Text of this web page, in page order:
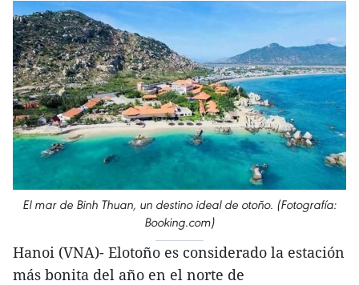
El mar de Binh Thuan, un destino ideal de otoño. (Fotografía:
Booking.com)
Hanoi (VNA)- Elotoño es considerado la estación
más bonita del año en el norte de